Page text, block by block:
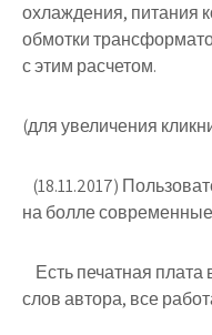
охлаждения, питания
обмотки
с этим расчетом.
(для увеличения
(18.11.2017)
на болле
Есть печатная
слов автора, все